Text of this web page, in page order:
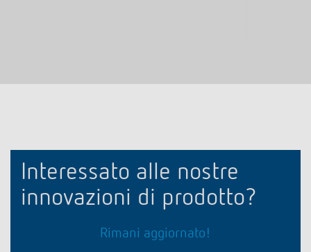
Interessato alle nostre
innovazioni di prodotto?
Rimani aggiornato!